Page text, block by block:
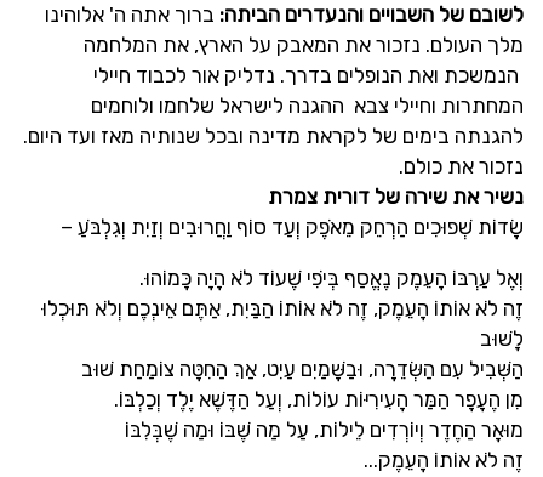
לשובם של השבויים והנעדרים הביתה: ברוך אתה ה' אלוהינו
מלך העולם. נזכור את המאבק על הארץ, את המלחמה
הנמשכת ואת הנופלים בדרך. נדליק אור לכבוד חיילי
המחתרות וחיילי צבא ההגנה לישראל שלחמו ולוחמים
להגנתה בימים של לקראת מדינה ובכל שנותיה מאז ועד היום.
נזכור את כולם.
נשיר את שירה של דורית צמרת
שָׂדוֹת שְׁפוּכִים הַרְחֵק מֵאֹפֶק וְעַד סוֹף וַחֲרוּבִים וְזַיִת וְגִלְבֹּעַ –
וְאֶל עַרְבּוֹ הָעֵמֶק נֶאֱסַף בְּיֹפִי שֶׁעוֹד לֹא הָיָה כָּמוֹהוּ.
זֶה לֹא אוֹתוֹ הָעֵמֶק, זֶה לֹא אוֹתוֹ הַבַּיִת, אַתֶּם אֵינְכֶם וְלֹא תּוּכְלוּ
לָשׁוּב
הַשְּׁבִיל עִם הַשְּׂדֵרָה, וּבַשָּׁמַיִם עַיִט, אַךְ הַחִטָּה צוֹמַחַת שׁוּב
מִן הֶעָפָר הַמַּר הָעִירִיּוֹת עוֹלוֹת, וְעַל הַדֶּשֶׁא יֶלֶד וְכַלְבּוֹ.
מוּאָר הַחֶדֶר וְיוֹרְדִים לֵילוֹת, עַל מַה שֶׁבּוֹ וּמַה שֶׁבְּלִבּוֹ
זֶה לֹא אוֹתוֹ הָעֵמֶק...